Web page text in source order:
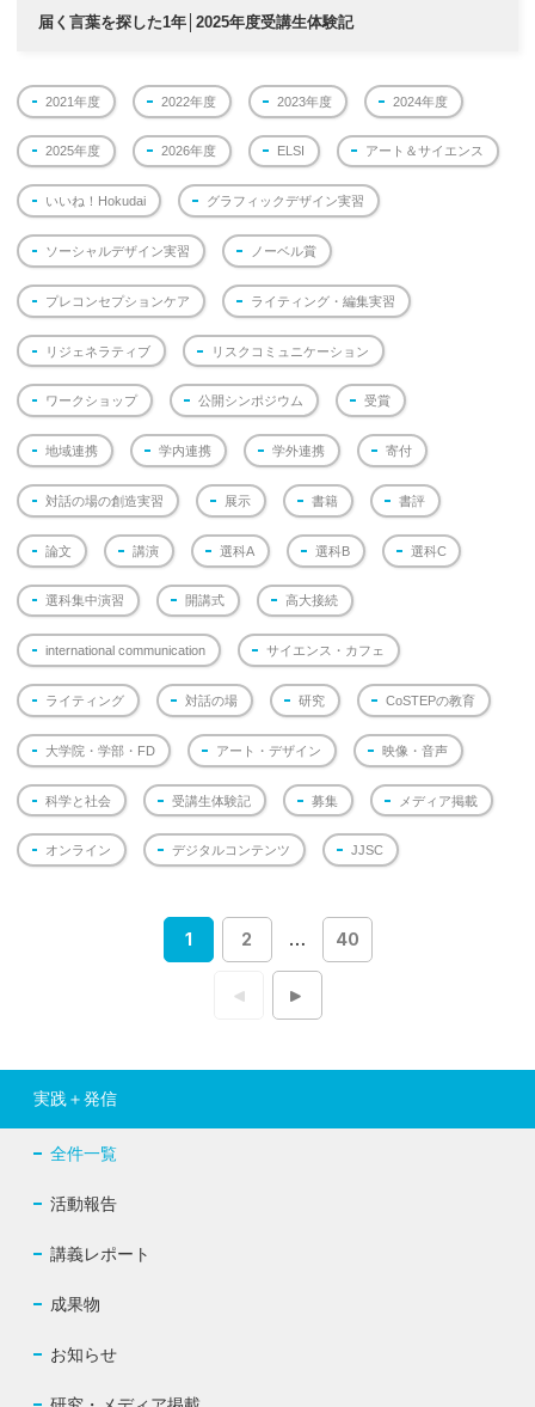
届く言葉を探した1年│2025年度受講生体験記
2021年度 2022年度 2023年度 2024年度
2025年度 2026年度 ELSI アート＆サイエンス
いいね！Hokudai グラフィックデザイン実習
ソーシャルデザイン実習 ノーベル賞
プレコンセプションケア ライティング・編集実習
リジェネラティブ リスクコミュニケーション
ワークショップ 公開シンポジウム 受賞
地域連携 学内連携 学外連携 寄付
対話の場の創造実習 展示 書籍 書評
論文 講演 選科A 選科B 選科C
選科集中演習 開講式 高大接続
international communication サイエンス・カフェ
ライティング 対話の場 研究 CoSTEPの教育
大学院・学部・FD アート・デザイン 映像・音声
科学と社会 受講生体験記 募集 メディア掲載
オンライン デジタルコンテンツ JJSC
投
ビ
シ
1 2 … 40
実践＋発信
全件一覧
活動報告
講義レポート
成果物
お知らせ